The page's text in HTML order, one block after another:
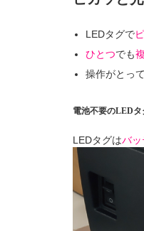
LEDタグで
ひとつでも
操作がとっ
電池不要のLEDタ
LEDタグはバッ